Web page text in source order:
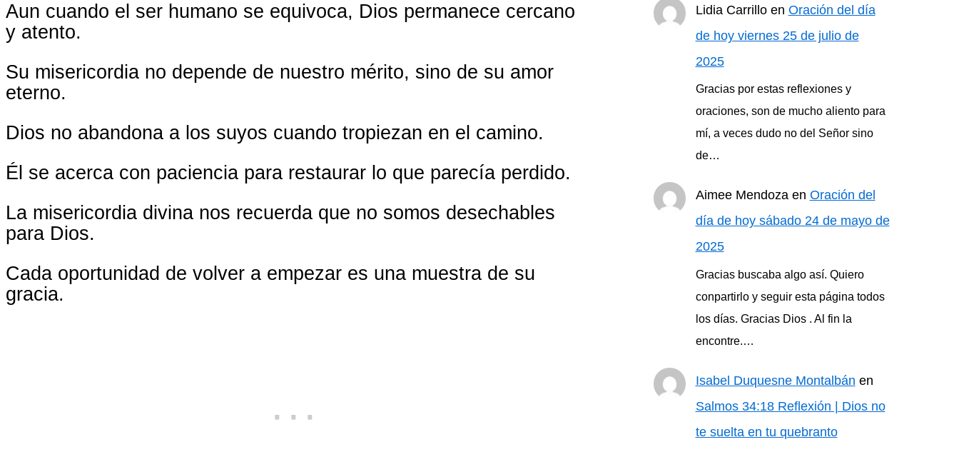
Aun cuando el ser humano se equivoca, Dios permanece cercano
y atento.
Su misericordia no depende de nuestro mérito, sino de su amor
eterno.
Dios no abandona a los suyos cuando tropiezan en el camino.
Él se acerca con paciencia para restaurar lo que parecía perdido.
La misericordia divina nos recuerda que no somos desechables
para Dios.
Cada oportunidad de volver a empezar es una muestra de su
gracia.
Lidia Carrilloen Oración del día
de hoy viernes 25 de julio de
2025
Gracias por estas reflexiones y
oraciones, son de mucho aliento para
mí, a veces dudo no del Señor sino
de…
Aimee Mendozaen Oración del
día de hoy sábado 24 de mayo de
2025
Gracias buscaba algo así. Quiero
conpartirlo y seguir esta página todos
los días. Gracias Dios . Al fin la
encontre.…
Isabel Duquesne Montalbán en
Salmos 34:18 Reflexión | Dios no
te suelta en tu quebranto